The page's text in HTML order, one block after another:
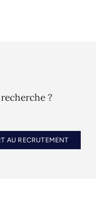
?
AU RECRUTEMENT